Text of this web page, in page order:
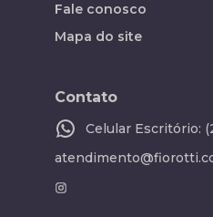
Fale conosco
Mapa do site
Contato
Celular Escritório: